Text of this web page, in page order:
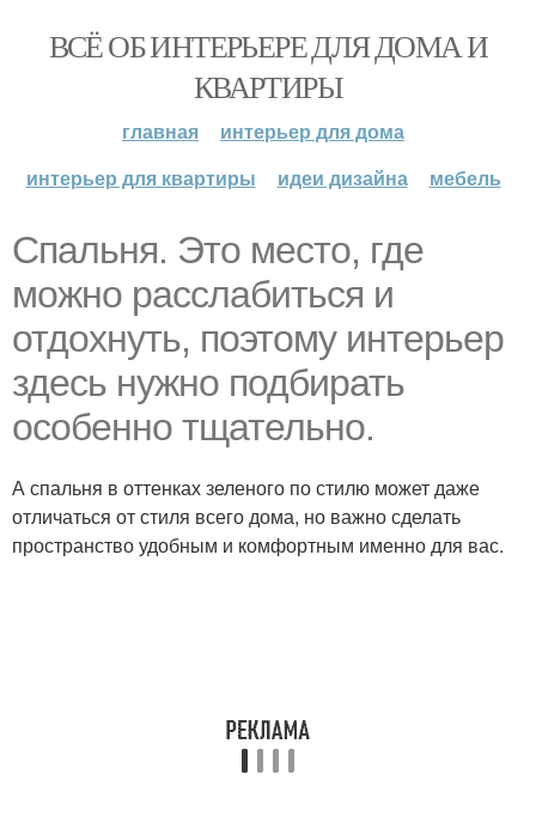
ВСЁ ОБ ИНТЕРЬЕРЕ ДЛЯ ДОМА И
КВАРТИРЫ
главная
интерьер для дома
интерьер для квартиры
идеи дизайна мебель
Спальня. Это место, где
можно расслабиться и
отдохнуть, поэтому интерьер
здесь нужно подбирать
особенно тщательно.
А спальня в оттенках зеленого по стилю может даже
отличаться от стиля всего дома, но важно сделать
пространство удобным и комфортным именно для вас.